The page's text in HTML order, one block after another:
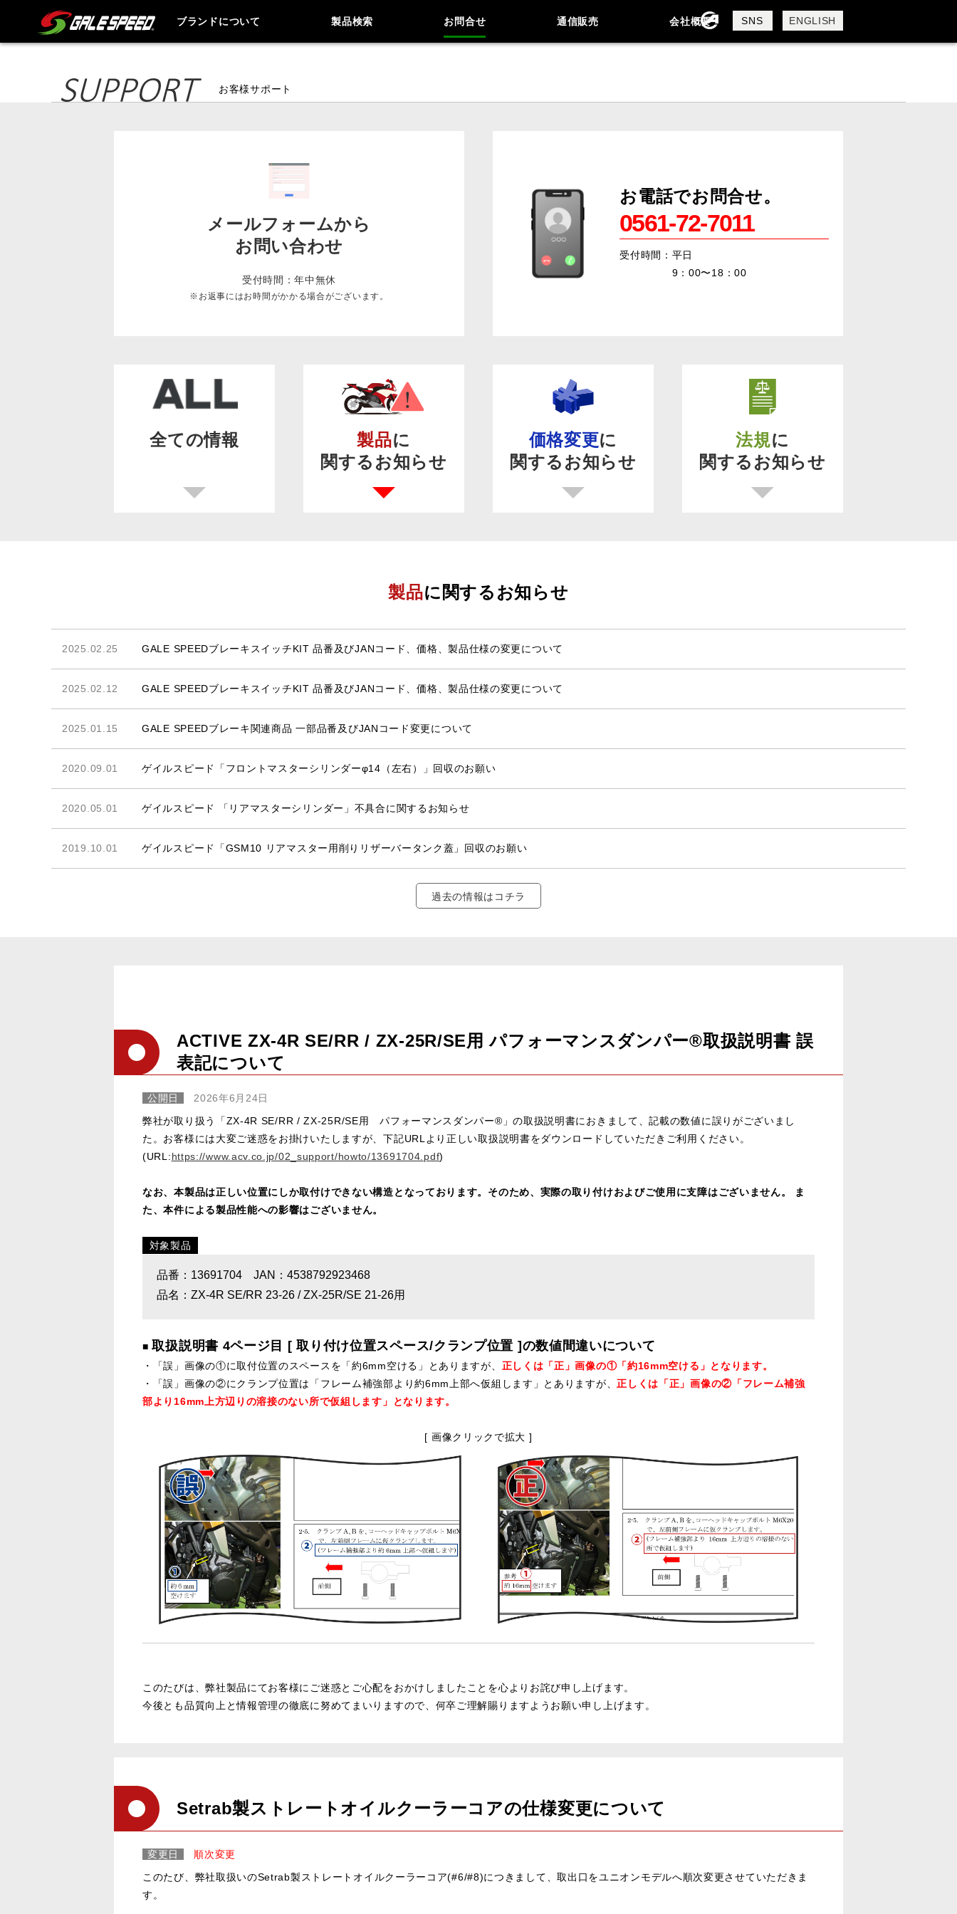
ブランドについて 製品検索 お問合せ 通信販売 会社概要
会社概要
採用情報
SNS ENGLISH
お客様サポート
メールフォームから
お問い合わせ
受付時間：年中無休
※お返事にはお時間がかかる場合がございます。
お電話でお問合せ。
0561-72-7011
受付時間：平日
9：00〜18：00
全ての情報 製品に
関するお知らせ
価格変更に
関するお知らせ
法規に
関するお知らせ
製品に関するお知らせ
2025.02.25 GALE SPEEDブレーキスイッチKIT 品番及びJANコード、価格、製品仕様の変更について
2025.02.12 GALE SPEEDブレーキスイッチKIT 品番及びJANコード、価格、製品仕様の変更について
2025.01.15 GALE SPEEDブレーキ関連商品 一部品番及びJANコード変更について
2020.09.01 ゲイルスピード「フロントマスターシリンダーφ14（左右）」回収のお願い
2020.05.01 ゲイルスピード 「リアマスターシリンダー」不具合に関するお知らせ
2019.10.01 ゲイルスピード「GSM10 リアマスター用削りリザーバータンク蓋」回収のお願い
過去の情報はコチラ
ACTIVE ZX-4R SE/RR / ZX-25R/SE用 パフォーマンスダンパー®取扱説明書 誤
表記について
公開日
2026年6月24日
弊社が取り扱う「ZX-4R SE/RR / ZX-25R/SE用 パフォーマンスダンパー®」の取扱説明書におきまして、記載の数値に誤りがございまし
た。お客様には大変ご迷惑をお掛けいたしますが、下記URLより正しい取扱説明書をダウンロードしていただきご利用ください。
(URL:https://www.acv.co.jp/02_support/howto/13691704.pdf)
なお、本製品は正しい位置にしか取付けできない構造となっております。そのため、実際の取り付けおよびご使用に支障はございません。 ま
た、本件による製品性能への影響はございません。
対象製品
品番：13691704 JAN：4538792923468
品名：ZX-4R SE/RR 23-26 / ZX-25R/SE 21-26用
■取扱説明書 4ページ目 [ 取り付け位置スペース/クランプ位置 ]の数値間違いについて
・「誤」画像の①に取付位置のスペースを「約6mm空ける」とありますが、 正しくは「正」画像の①「約16mm空ける」となります。
・「誤」画像の②にクランプ位置は「フレーム補強部より約6mm上部へ仮組します」とありますが、正しくは「正」画像の②「フレーム補強
部より16mm上方辺りの溶接のない所で仮組します」となります。
[ 画像クリックで拡大 ]
このたびは、弊社製品にてお客様にご迷惑とご心配をおかけしましたことを心よりお詫び申し上げます。
今後とも品質向上と情報管理の徹底に努めてまいりますので、何卒ご理解賜りますようお願い申し上げます。
Setrab製ストレートオイルクーラーコアの仕様変更について
変更日
順次変更
このたび、弊社取扱いのSetrab製ストレートオイルクーラーコア(#6/#8)につきまして、取出口をユニオンモデルへ順次変更させていただきま
す。